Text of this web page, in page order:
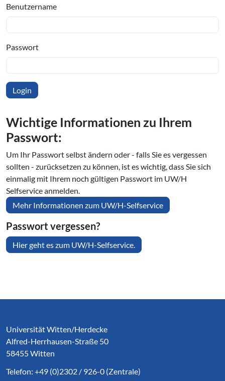
Benutzername
Passwort
Wichtige In­for­ma­tio­nen zu Ihrem
Passwort:
Um Ihr Passwort selbst ändern oder - falls Sie es vergessen
sollten - zurücksetzen zu können, ist es wichtig, dass Sie sich
einmalig mit Ihrem noch gültigen Passwort im UW/H
Selfservice anmelden.
Mehr Informationen zum UW/H-Selfservice
Passwort vergessen?
Hier geht es zum UW/H-Selfservice.
Universität Witten/Herdecke
Alfred-Herrhausen-Straße 50
58455 Witten
Telefon: +49 (0)2302 / 926-0 (Zentrale)